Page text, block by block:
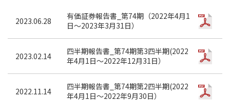
2023.06.28
有価証券報告書_第74期（2022年4月1
日～2023年3月31日）
2023.02.14
四半期報告書_第74期第3四半期(2022
年4月1日～2022年12月31日）
2022.11.14
四半期報告書_第74期第2四半期(2022
年4月1日～2022年9月30日）